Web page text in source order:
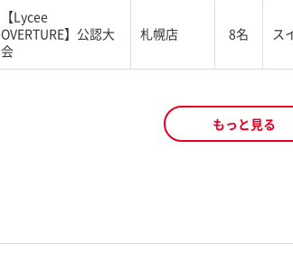
【Lycee
OVERTURE】公認大
会
札幌店 8名 ス
もっと見る